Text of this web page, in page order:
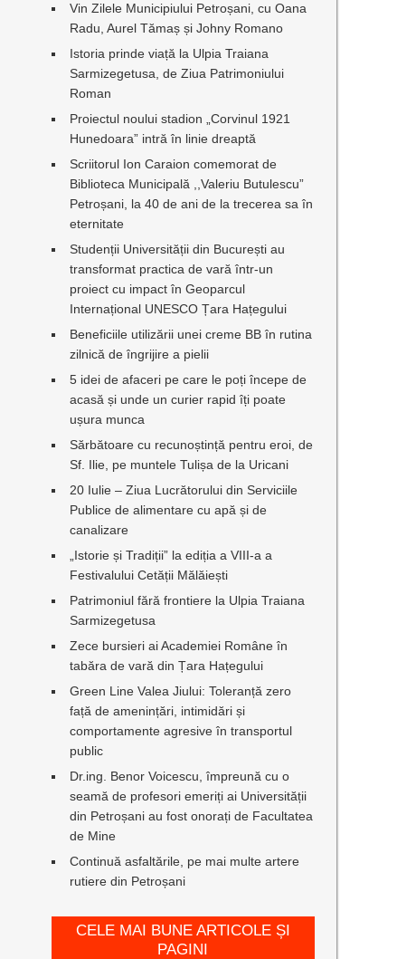
Vin Zilele Municipiului Petroșani, cu Oana
Radu, Aurel Tămaș și Johny Romano
Istoria prinde viață la Ulpia Traiana
Sarmizegetusa, de Ziua Patrimoniului
Roman
Proiectul noului stadion „Corvinul 1921
Hunedoara” intră în linie dreaptă
Scriitorul Ion Caraion comemorat de
Biblioteca Municipală ,,Valeriu Butulescu”
Petroșani, la 40 de ani de la trecerea sa în
eternitate
Studenții Universității din București au
transformat practica de vară într-un
proiect cu impact în Geoparcul
Internațional UNESCO Țara Hațegului
Beneficiile utilizării unei creme BB în rutina
zilnică de îngrijire a pielii
5 idei de afaceri pe care le poți începe de
acasă și unde un curier rapid îți poate
ușura munca
Sărbătoare cu recunoștință pentru eroi, de
Sf. Ilie, pe muntele Tulișa de la Uricani
20 Iulie – Ziua Lucrătorului din Serviciile
Publice de alimentare cu apă și de
canalizare
„Istorie și Tradiții” la ediția a VIII-a a
Festivalului Cetății Mălăiești
Patrimoniul fără frontiere la Ulpia Traiana
Sarmizegetusa
Zece bursieri ai Academiei Române în
tabăra de vară din Țara Hațegului
Green Line Valea Jiului: Toleranță zero
față de amenințări, intimidări și
comportamente agresive în transportul
public
Dr.ing. Benor Voicescu, împreună cu o
seamă de profesori emeriți ai Universității
din Petroșani au fost onorați de Facultatea
de Mine
Continuă asfaltările, pe mai multe artere
rutiere din Petroșani
CELE MAI BUNE ARTICOLE ȘI
PAGINI